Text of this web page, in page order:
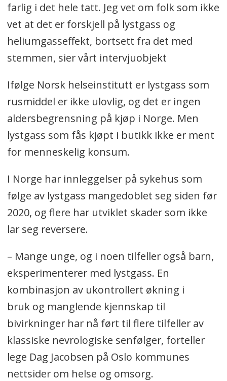
farlig i det hele tatt. Jeg vet om folk som ikke
vet at det er forskjell på lystgass og
heliumgasseffekt, bortsett fra det med
stemmen, sier vårt intervjuobjekt
Ifølge Norsk helseinstitutt er lystgass som
rusmiddel er ikke ulovlig, og det er ingen
aldersbegrensning på kjøp i Norge. Men
lystgass som fås kjøpt i butikk ikke er ment
for menneskelig konsum.
I Norge har innleggelser på sykehus som
følge av lystgass mangedoblet seg siden før
2020, og flere har utviklet skader som ikke
lar seg reversere.
– Mange unge, og i noen tilfeller også barn,
eksperimenterer med lystgass. En
kombinasjon av ukontrollert økning i
bruk og manglende kjennskap til
bivirkninger har nå ført til flere tilfeller av
klassiske nevrologiske senfølger, forteller
lege Dag Jacobsen på Oslo kommunes
nettsider om helse og omsorg.